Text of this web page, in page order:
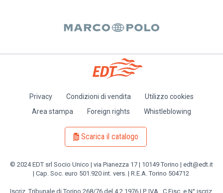
Privacy Condizioni di vendita
Utilizzo cookies
Area stampa
Foreign rights Whistleblowing
Scarica il catalogo
© 2024 EDT srl Socio Unico | via Pianezza 17 | 10149 Torino | edt@edt.it
| Cap. Soc. euro 501.920 int. vers. | R.E.A. Torino 504712
Iscriz. Tribunale di Torino 268/76 del 4.2.1976 | P. IVA , C.Fisc. e N° iscriz.